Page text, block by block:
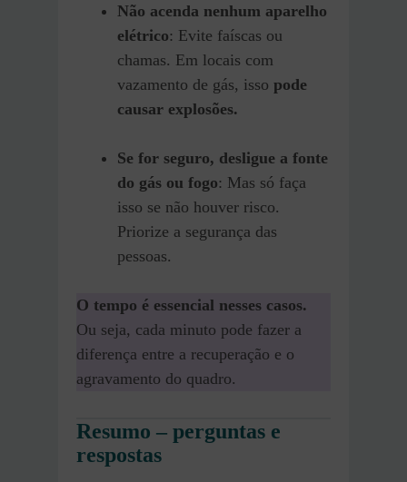
Não acenda nenhum aparelho
elétrico: Evite faíscas ou
chamas. Em locais com
vazamento de gás, isso pode
causar explosões.
Se for seguro, desligue a fonte
do gás ou fogo: Mas só faça
isso se não houver risco.
Priorize a segurança das
pessoas.
O tempo é essencial nesses casos.
Ou seja, cada minuto pode fazer a
diferença entre a recuperação e o
agravamento do quadro.
Resumo – perguntas e
respostas